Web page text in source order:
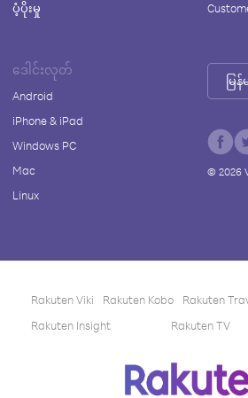
ပံ့ပိုးမှု
ဒေါင်းလုတ်
Android
iPhone & iPad
Windows PC
Mac
Linux
မြန်
© 2026
Rakuten Viki Rakuten Kobo Rakuten
Rakuten Insight
Rakuten TV